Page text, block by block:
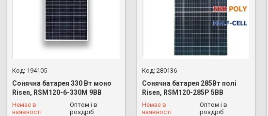
194105
Сонячна батарея 330 Вт моно
Risen, RSM120-6-330M 9BB
Немає в
наявності
Оптом і в
роздріб
+380 (68) 626-16-53
280136
Сонячна батарея 285Вт полі
Risen, RSM120-285Р 5ВВ
Немає в
наявності
Оптом і в
роздріб
+380 (68) 626-16-53